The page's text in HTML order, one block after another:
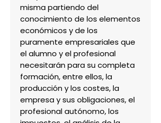
misma partiendo del
conocimiento de los elementos
económicos y de los
puramente empresariales que
el alumno y el profesional
necesitarán para su completa
formación, entre ellos, la
producción y los costes, la
empresa y sus obligaciones, el
profesional autónomo, los